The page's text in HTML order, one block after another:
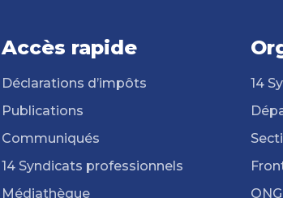
Accès rapide
Déclarations d’impôts
Publications
Communiqués
14 Syndicats professionnels
Médiathèque
14